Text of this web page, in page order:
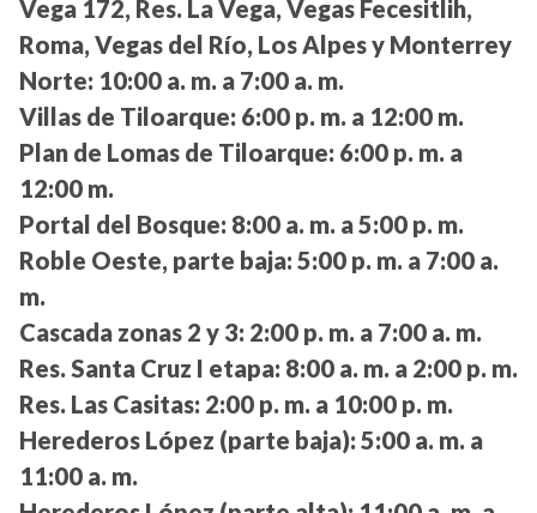
Vega 172, Res. La Vega, Vegas Fecesitlih,
Roma, Vegas del Río, Los Alpes y Monterrey
Norte: 10:00 a. m. a 7:00 a. m.
Villas de Tiloarque: 6:00 p. m. a 12:00 m.
Plan de Lomas de Tiloarque: 6:00 p. m. a
12:00 m.
Portal del Bosque: 8:00 a. m. a 5:00 p. m.
Roble Oeste, parte baja: 5:00 p. m. a 7:00 a.
m.
Cascada zonas 2 y 3: 2:00 p. m. a 7:00 a. m.
Res. Santa Cruz I etapa: 8:00 a. m. a 2:00 p. m.
Res. Las Casitas: 2:00 p. m. a 10:00 p. m.
Herederos López (parte baja): 5:00 a. m. a
11:00 a. m.